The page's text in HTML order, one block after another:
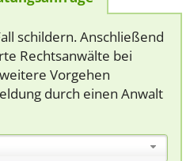
schildern. Anschließend
Rechtsanwälte bei
Vorgehen
durch einen Anwalt